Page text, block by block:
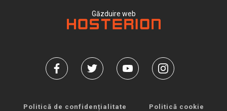
Găzduire web
Politică de confidențialitate Politică cookie